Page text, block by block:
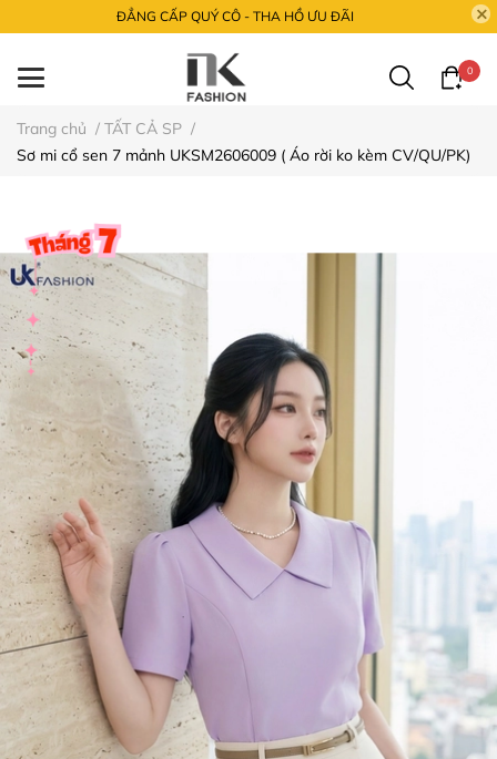
ĐẲNG CẤP QUÝ CÔ - THA HỒ ƯU ĐÃI
0
Trang chủ / TẤT CẢ SP /
Sơ mi cổ sen 7 mảnh UKSM2606009 ( Áo rời ko kèm CV/QU/PK)